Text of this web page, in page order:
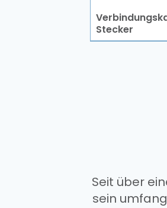
Stecker
Seit über
sein